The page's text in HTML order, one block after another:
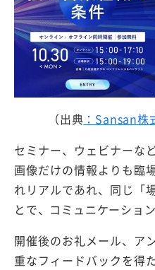
（出典 ：Sansan株
セミナー、ウェビナーな
画像だけの情報よりも臨
れリアルであれ、同じ「
とで、コミュニケーショ
開催後のお礼メール、ア
重なフィードバックを得